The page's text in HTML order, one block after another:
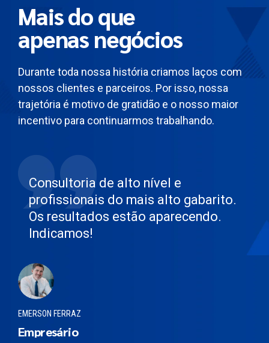
Mais do que
apenas negócios
Durante toda nossa história criamos laços com
nossos clientes e parceiros. Por isso, nossa
trajetória é motivo de gratidão e o nosso maior
incentivo para continuarmos trabalhando.
Consultoria de alto nível e
profissionais do mais alto gabarito.
Os resultados estão aparecendo.
Indicamos!
EMERSON FERRAZ
Empresário